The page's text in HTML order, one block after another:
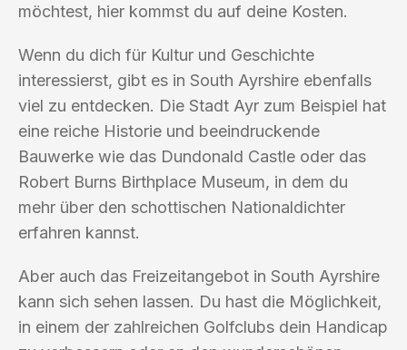
möchtest, hier kommst du auf deine Kosten.
Wenn du dich für Kultur und Geschichte
interessierst, gibt es in South Ayrshire ebenfalls
viel zu entdecken. Die Stadt Ayr zum Beispiel hat
eine reiche Historie und beeindruckende
Bauwerke wie das Dundonald Castle oder das
Robert Burns Birthplace Museum, in dem du
mehr über den schottischen Nationaldichter
erfahren kannst.
Aber auch das Freizeitangebot in South Ayrshire
kann sich sehen lassen. Du hast die Möglichkeit,
in einem der zahlreichen Golfclubs dein Handicap